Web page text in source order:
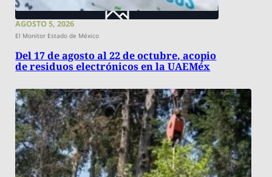
AGOSTO 5, 2026
El Monitor Estado de México
Del 17 de agosto al 22 de octubre, acopio
de residuos electrónicos en la UAEMéx